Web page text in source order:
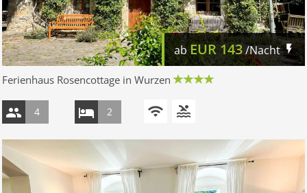
abEUR143/Nacht
Ferienhaus Rosencottage in Wurzen
4 2